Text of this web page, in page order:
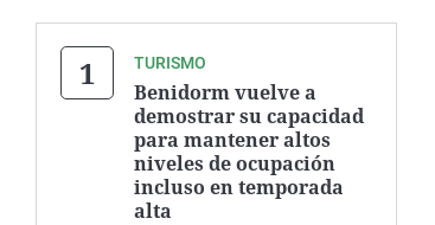
TURISMO
Benidorm vuelve a
demostrar su capacidad
para mantener altos
niveles de ocupación
incluso en temporada
alta